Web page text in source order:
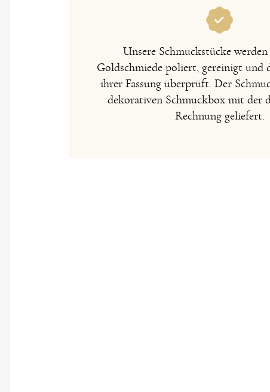
Unsere Schmuckstücke
Goldschmiede poliert, gereinigt und
ihrer Fassung überprüft. Der
dekorativen Schmuckbox mit der
Rechnung geliefert.